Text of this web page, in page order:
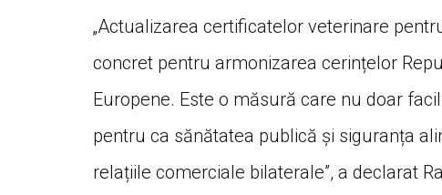
„Actualizarea certificatelor veterinare
concret pentru armonizarea cerințelor
Europene. Este o măsură care nu doar
pentru ca sănătatea publică și siguranța
relațiile comerciale bilaterale”, a declarat